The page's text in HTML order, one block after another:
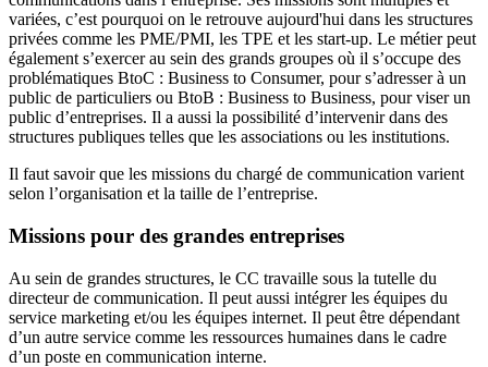
variées, c’est pourquoi on le retrouve aujourd'hui dans les structures
privées comme les PME/PMI, les TPE et les start-up. Le métier peut
également s’exercer au sein des grands groupes où il s’occupe des
problématiques BtoC : Business to Consumer, pour s’adresser à un
public de particuliers ou BtoB : Business to Business, pour viser un
public d’entreprises. Il a aussi la possibilité d’intervenir dans des
structures publiques telles que les associations ou les institutions.
Il faut savoir que les missions du chargé de communication varient
selon l’organisation et la taille de l’entreprise.
Missions pour des grandes entreprises
Au sein de grandes structures, le CC travaille sous la tutelle du
directeur de communication. Il peut aussi intégrer les équipes du
service marketing et/ou les équipes internet. Il peut être dépendant
d’un autre service comme les ressources humaines dans le cadre
d’un poste en communication interne.